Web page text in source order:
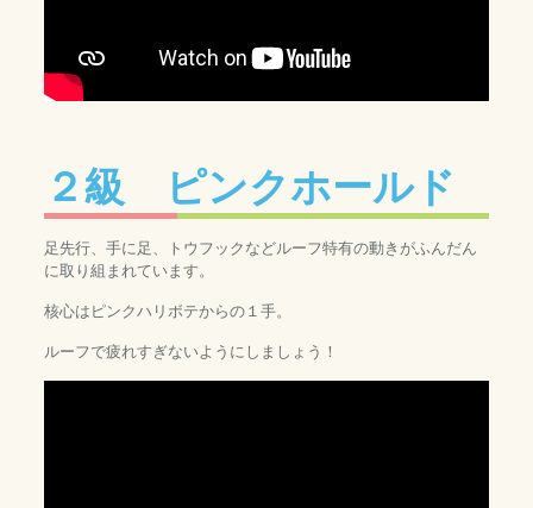
２級 ピンクホールド
足先行、手に足、トウフックなどルーフ特有の動きがふんだん
に取り組まれています。
核心はピンクハリボテからの１手。
ルーフで疲れすぎないようにしましょう！